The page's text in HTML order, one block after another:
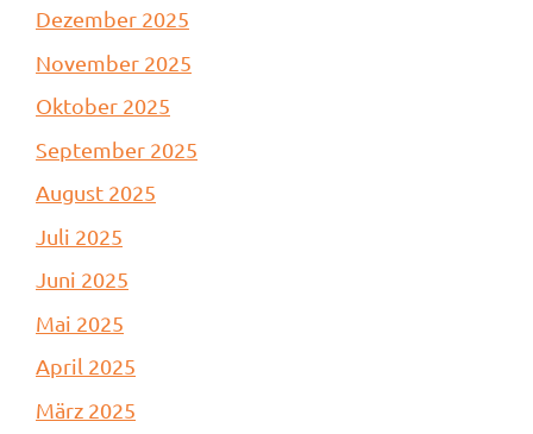
Dezember 2025
November 2025
Oktober 2025
September 2025
August 2025
Juli 2025
Juni 2025
Mai 2025
April 2025
März 2025